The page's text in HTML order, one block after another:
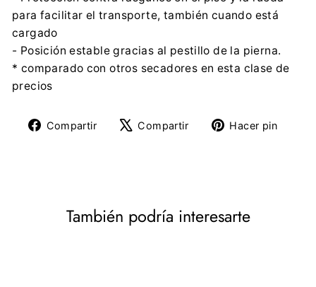
para facilitar el transporte, también cuando está
cargado
- Posición estable gracias al pestillo de la pierna.
* comparado con otros secadores en esta clase de
precios
Compartir
CompartirCompartir
TuitearHacer pin
También podría interesarte